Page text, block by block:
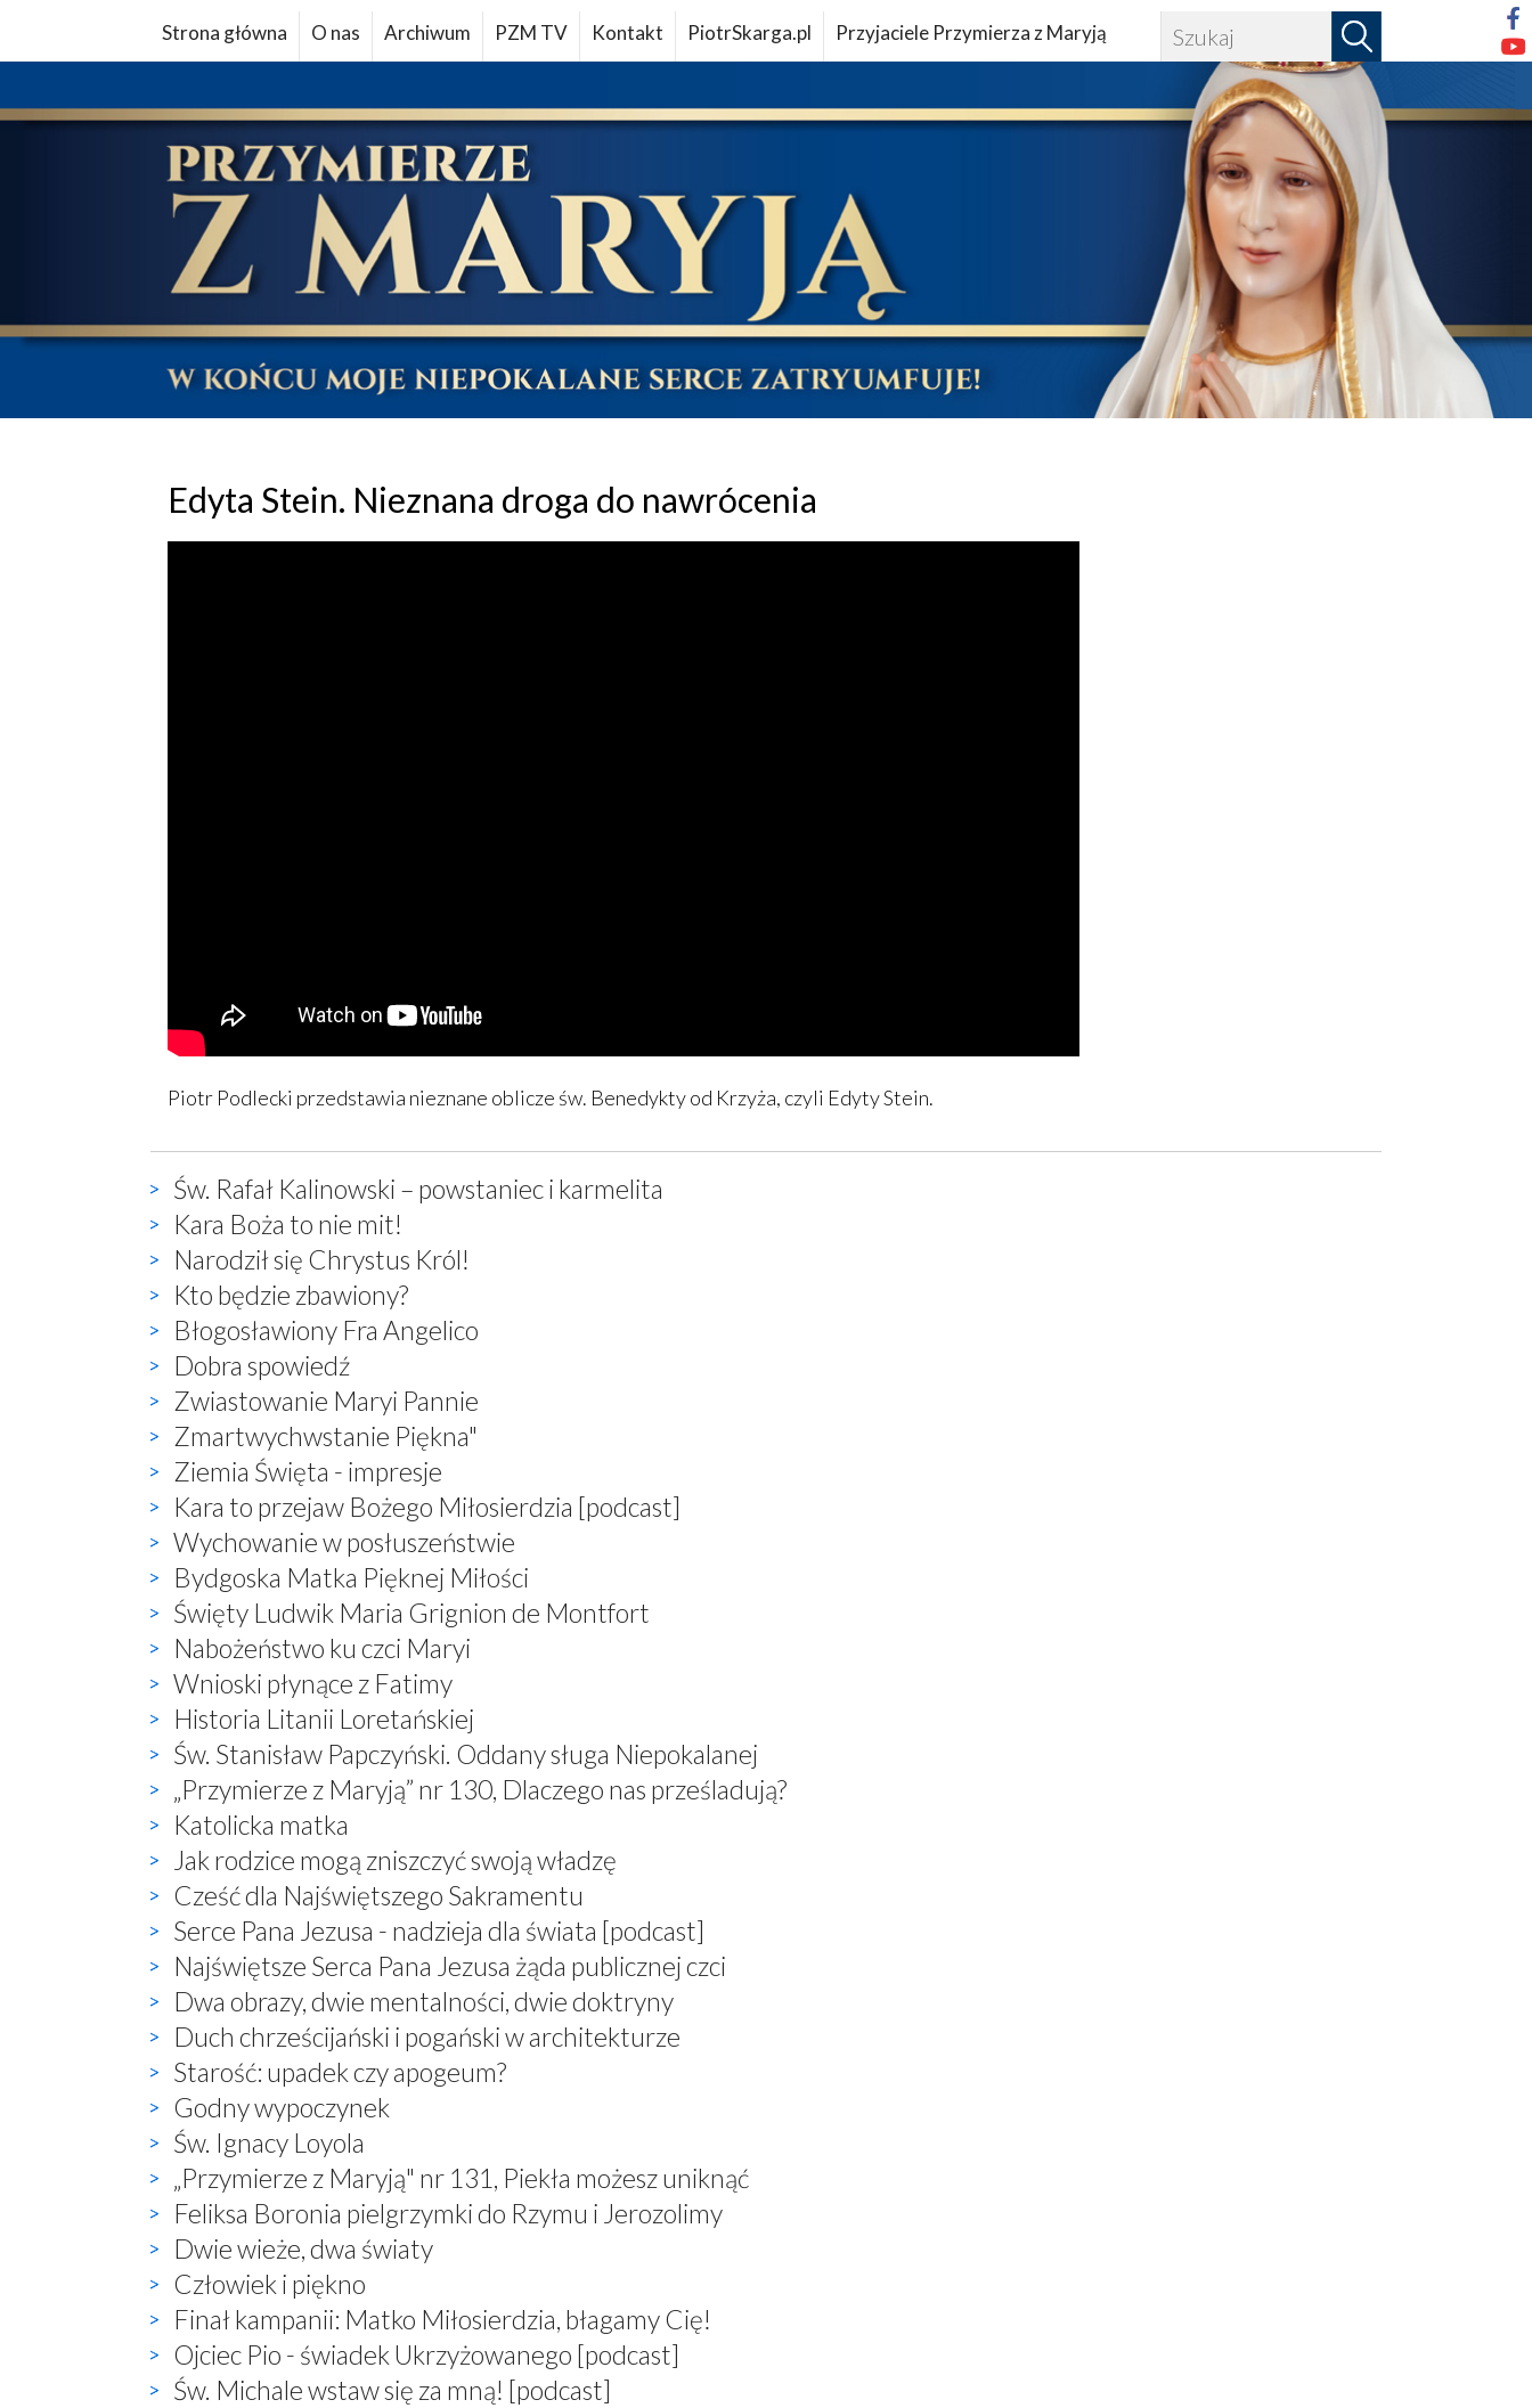
Strona główna O nas Archiwum PZM TV Kontakt PiotrSkarga.pl Przyjaciele Przymierza z Maryją
Edyta Stein. Nieznana droga do nawrócenia
Piotr Podlecki przedstawia nieznane oblicze św. Benedykty od Krzyża, czyli Edyty Stein.
Św. Rafał Kalinowski – powstaniec i karmelita
Kara Boża to nie mit!
Narodził się Chrystus Król!
Kto będzie zbawiony?
Błogosławiony Fra Angelico
Dobra spowiedź
Zwiastowanie Maryi Pannie
Zmartwychwstanie Piękna"
Ziemia Święta - impresje
Kara to przejaw Bożego Miłosierdzia [podcast]
Wychowanie w posłuszeństwie
Bydgoska Matka Pięknej Miłości
Święty Ludwik Maria Grignion de Montfort
Nabożeństwo ku czci Maryi
Wnioski płynące z Fatimy
Historia Litanii Loretańskiej
Św. Stanisław Papczyński. Oddany sługa Niepokalanej
„Przymierze z Maryją” nr 130, Dlaczego nas prześladują?
Katolicka matka
Jak rodzice mogą zniszczyć swoją władzę
Cześć dla Najświętszego Sakramentu
Serce Pana Jezusa - nadzieja dla świata [podcast]
Najświętsze Serca Pana Jezusa żąda publicznej czci
Dwa obrazy, dwie mentalności, dwie doktryny
Duch chrześcijański i pogański w architekturze
Starość: upadek czy apogeum?
Godny wypoczynek
Św. Ignacy Loyola
„Przymierze z Maryją" nr 131, Piekła możesz uniknąć
Feliksa Boronia pielgrzymki do Rzymu i Jerozolimy
Dwie wieże, dwa światy
Człowiek i piękno
Finał kampanii: Matko Miłosierdzia, błagamy Cię!
Ojciec Pio - świadek Ukrzyżowanego [podcast]
Św. Michale wstaw się za mną! [podcast]